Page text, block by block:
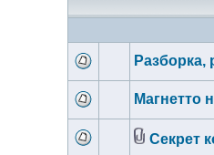
Магнетто
Секрет